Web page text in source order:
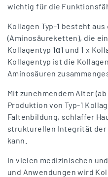
wichtig für die
Kollagen Typ-1 besteht
(Aminosäureketten), die
Kollagentyp 1α1 und 1 x
Kollagentyp ist die
Aminosäuren
Mit zunehmendem Alter
Produktion von Typ-1
Faltenbildung, schlaffer
strukturellen Integrität der
kann.
In vielen medizinischen
und Anwendungen wird